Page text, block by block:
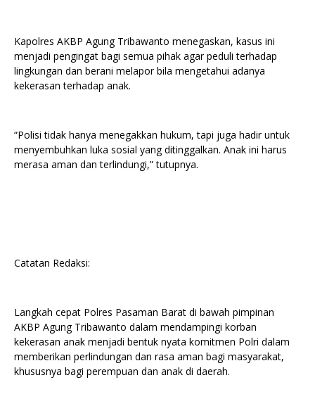
Kapolres AKBP Agung Tribawanto menegaskan, kasus ini
menjadi pengingat bagi semua pihak agar peduli terhadap
lingkungan dan berani melapor bila mengetahui adanya
kekerasan terhadap anak.
“Polisi tidak hanya menegakkan hukum, tapi juga hadir untuk
menyembuhkan luka sosial yang ditinggalkan. Anak ini harus
merasa aman dan terlindungi,” tutupnya.
Catatan Redaksi:
Langkah cepat Polres Pasaman Barat di bawah pimpinan
AKBP Agung Tribawanto dalam mendampingi korban
kekerasan anak menjadi bentuk nyata komitmen Polri dalam
memberikan perlindungan dan rasa aman bagi masyarakat,
khususnya bagi perempuan dan anak di daerah.